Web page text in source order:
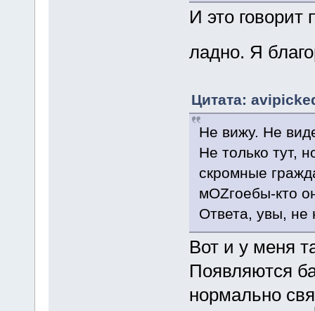
И это
ладно. Я
Цитата:
Не вижу. Не
Не только тут,
скромные
мOZгоебы-кто
Ответа, увы, не
Вот и у меня
Появляются
нормально